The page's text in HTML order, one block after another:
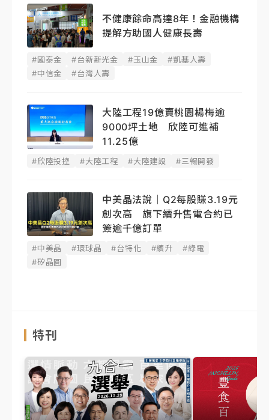
不健康餘命高達8年！金融機構
提解方助國人健康長壽
#國泰金 #台新新光金 #玉山金
#凱基人壽
#中信金
#台灣人壽
大陸工程19億賣桃園楊梅逾
9000坪土地 欣陸可進補
11.25億
#欣陸投控 #大陸工程 #大陸建設 #三暢開發
中美晶法說｜Q2每股賺3.19元
創次高 旗下續升售電合約已
簽逾千億訂單
#中美晶 #環球晶 #台特化 #續升
#綠電
#矽晶圓
特刊